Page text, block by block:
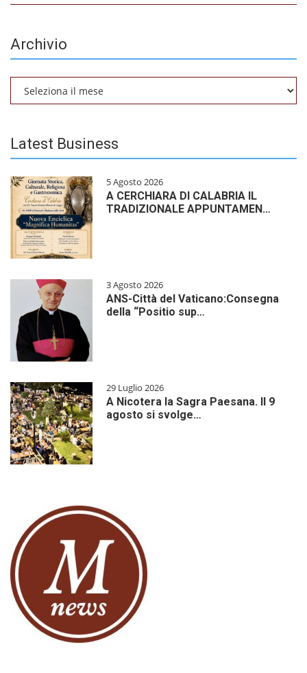
Archivio
Latest Business
5 Agosto 2026
A CERCHIARA DI CALABRIA IL
TRADIZIONALE APPUNTAMEN…
3 Agosto 2026
ANS-Città del Vaticano:Consegna
della “Positio sup…
29 Luglio 2026
A Nicotera la Sagra Paesana. Il 9
agosto si svolge…